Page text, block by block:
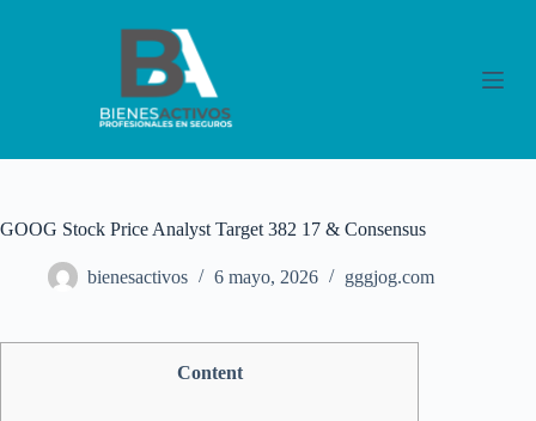
n
d
GOOG Stock Price Analyst Target 382 17 & Consensus
bienesactivos 6 mayo, 2026 gggjog.com
Content